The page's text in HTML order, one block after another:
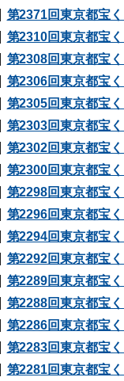
第2371回東京都宝
第2310回東京都宝
第2308回東京都宝
第2306回東京都宝
第2305回東京都宝
第2303回東京都宝
第2302回東京都宝
第2300回東京都宝
第2298回東京都宝
第2296回東京都宝
第2294回東京都宝
第2292回東京都宝
第2289回東京都宝
第2288回東京都宝
第2286回東京都宝
第2283回東京都宝
第2281回東京都宝